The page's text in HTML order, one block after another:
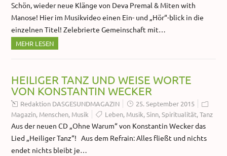
Schön, wieder neue Klänge von Deva Premal & Miten with
Manose! Hier im Musikvideo einen Ein- und „Hör“-blick in die
einzelnen Titel! Zelebrierte Gemeinschaft mit…
MEHR LESEN
HEILIGER TANZ UND WEISE WORTE
VON KONSTANTIN WECKER
Redaktion DASGESUNDMAGAZIN
25. September 2015
Magazin, Menschen, Musik Leben, Musik,Sinn,Spiritualität,Tanz
Aus der neuen CD „Ohne Warum“ von Konstantin Wecker das
Lied „Heiliger Tanz“! Aus dem Refrain: Alles fließt und nichts
endet nichts bleibt je…